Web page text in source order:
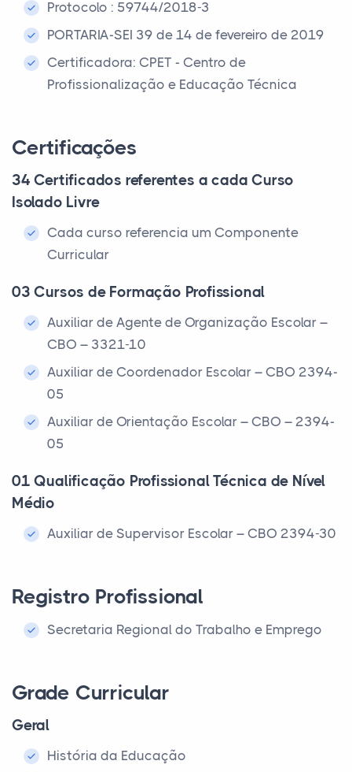
Protocolo : 59744/2018-3
PORTARIA-SEI 39 de 14 de fevereiro de 2019
Certificadora: CPET - Centro de
Profissionalização e Educação Técnica
Certificações
34 Certificados referentes a cada Curso
Isolado Livre
Cada curso referencia um Componente
Curricular
03 Cursos de Formação Profissional
Auxiliar de Agente de Organização Escolar –
CBO – 3321-10
Auxiliar de Coordenador Escolar – CBO 2394-
05
Auxiliar de Orientação Escolar – CBO – 2394-
05
01 Qualificação Profissional Técnica de Nível
Médio
Auxiliar de Supervisor Escolar – CBO 2394-30
Registro Profissional
Secretaria Regional do Trabalho e Emprego
Grade Curricular
Geral
História da Educação